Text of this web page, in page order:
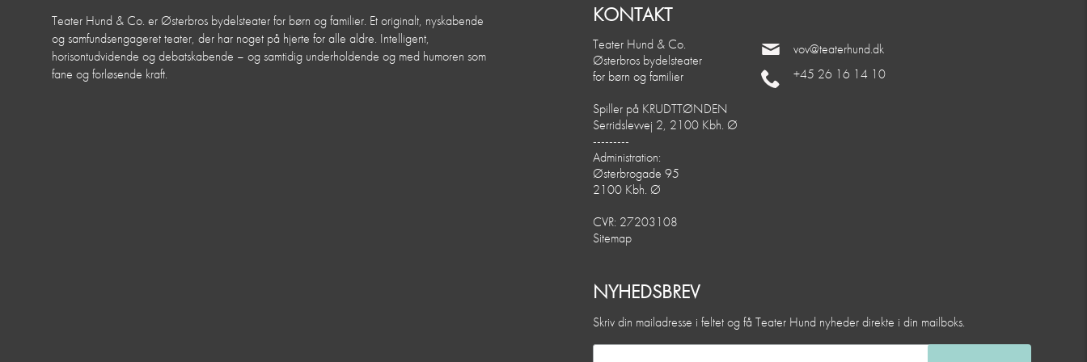
Teater Hund & Co. er Østerbros bydelsteater for børn og familier. Et originalt, nyskabende
og samfundsengageret teater, der har noget på hjerte for alle aldre. Intelligent,
horisontudvidende og debatskabende – og samtidig underholdende og med humoren som
fane og forløsende kraft.
KONTAKT
Teater Hund & Co.
Østerbros bydelsteater
for børn og familier
Spiller på KRUDTTØNDEN
Serridslevvej 2, 2100 Kbh. Ø
---------
Administration:
Østerbrogade 95
2100 Kbh. Ø
CVR: 27203108
Sitemap
vov@teaterhund.dk
+45 26 16 14 10
NYHEDSBREV
Skriv din mailadresse i feltet og få Teater Hund nyheder direkte i din mailboks.